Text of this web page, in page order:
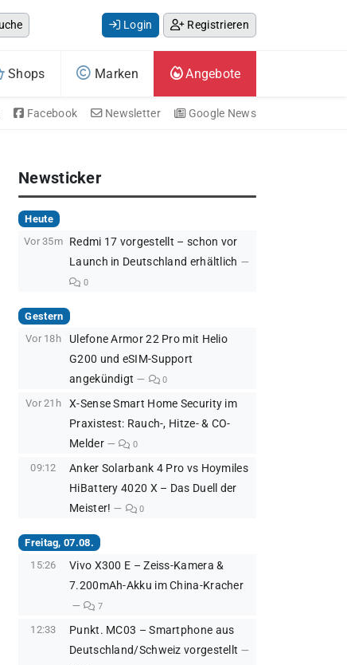
Login Registrieren
Shops Marken Angebote
Facebook Newsletter Google News
Newsticker
Heute
Vor 35m Redmi 17 vorgestellt – schon vor
Launch in Deutschland erhältlich
0
Gestern
Vor 18h
Ulefone Armor 22 Pro mit Helio
G200 und eSIM-Support
angekündigt
0
Vor 21h
X-Sense Smart Home Security im
Praxistest: Rauch-, Hitze- & CO-
Melder
0
09:12
Anker Solarbank 4 Pro vs Hoymiles
HiBattery 4020 X – Das Duell der
Meister!
0
Freitag, 07.08.
15:26
Vivo X300 E – Zeiss-Kamera &
7.200mAh-Akku im China-Kracher
7
12:33
Punkt. MC03 – Smartphone aus
Deutschland/Schweiz vorgestellt